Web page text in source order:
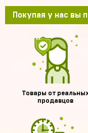
Покупая у нас вы
Товары от
продавцов